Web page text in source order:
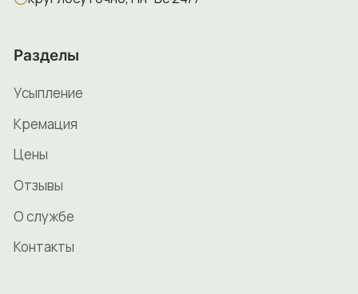
Разделы
Усыпление
Кремация
Цены
Отзывы
О службе
Контакты